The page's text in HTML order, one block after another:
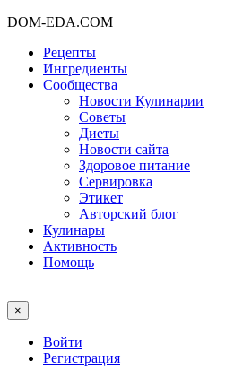
DOM-EDA.COM
Рецепты
Ингредиенты
Сообщества
Новости Кулинарии
Советы
Диеты
Новости сайта
Здоровое питание
Сервировка
Этикет
Авторский блог
Кулинары
Активность
Помощь
×
Войти
Регистрация